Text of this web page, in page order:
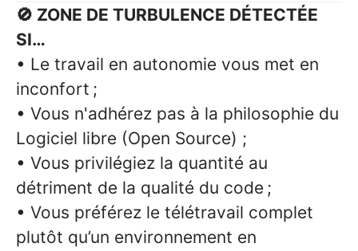
🚫 ZONE DE TURBULENCE DÉTECTÉE
SI…
• Le travail en autonomie vous met en
inconfort ;
• Vous n'adhérez pas à la philosophie du
Logiciel libre (Open Source) ;
• Vous privilégiez la quantité au
détriment de la qualité du code ;
• Vous préférez le télétravail complet
plutôt qu’un environnement en